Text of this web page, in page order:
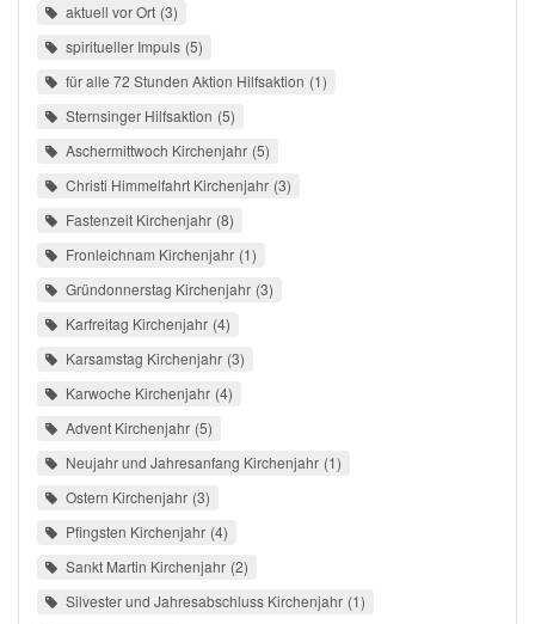
aktuell vor Ort 3
spiritueller Impuls 5
für alle 72 Stunden Aktion Hilfsaktion 1
Sternsinger Hilfsaktion 5
Aschermittwoch Kirchenjahr 5
Christi Himmelfahrt Kirchenjahr 3
Fastenzeit Kirchenjahr 8
Fronleichnam Kirchenjahr 1
Gründonnerstag Kirchenjahr 3
Karfreitag Kirchenjahr 4
Karsamstag Kirchenjahr 3
Karwoche Kirchenjahr 4
Advent Kirchenjahr 5
Neujahr und Jahresanfang Kirchenjahr 1
Ostern Kirchenjahr 3
Pfingsten Kirchenjahr 4
Sankt Martin Kirchenjahr 2
Silvester und Jahresabschluss Kirchenjahr 1